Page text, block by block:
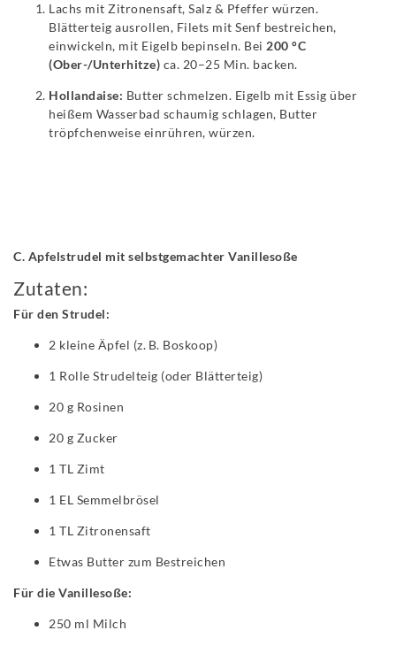
Lachs mit Zitronensaft, Salz & Pfeffer würzen.
Blätterteig ausrollen, Filets mit Senf bestreichen,
einwickeln, mit Eigelb bepinseln. Bei 200 °C
(Ober-/Unterhitze) ca. 20–25 Min. backen.
Hollandaise: Butter schmelzen. Eigelb mit Essig über
heißem Wasserbad schaumig schlagen, Butter
tröpfchenweise einrühren, würzen.
C. Apfelstrudel mit selbstgemachter Vanillesoße
Zutaten:
Für den Strudel:
2 kleine Äpfel (z. B. Boskoop)
1 Rolle Strudelteig (oder Blätterteig)
20 g Rosinen
20 g Zucker
1 TL Zimt
1 EL Semmelbrösel
1 TL Zitronensaft
Etwas Butter zum Bestreichen
Für die Vanillesoße:
250 ml Milch